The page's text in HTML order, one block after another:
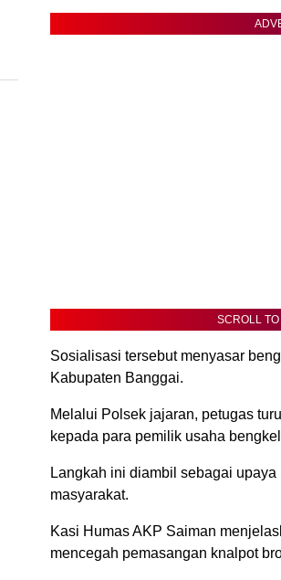
SCROLL
Sosialisasi tersebut menyasar
Kabupaten Banggai.
Melalui Polsek jajaran, petugas
kepada para pemilik usaha
Langkah ini diambil sebagai
masyarakat.
Kasi Humas AKP Saiman
mencegah pemasangan knalpot